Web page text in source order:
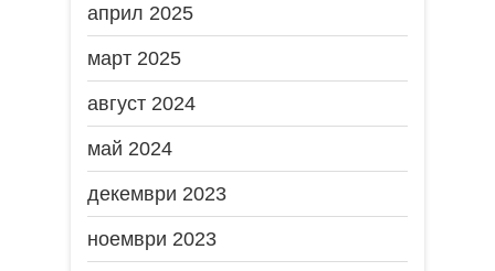
април 2025
март 2025
август 2024
май 2024
декември 2023
ноември 2023